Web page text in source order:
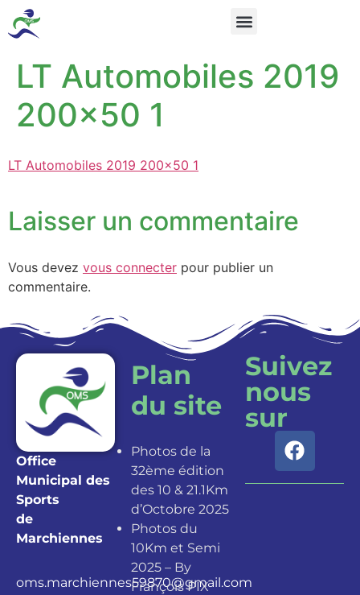
LT Automobiles 2019
200×50 1
LT Automobiles 2019 200x50 1
Laisser un commentaire
Vous devez vous connecter pour publier un
commentaire.
Office
Municipal des
Sports
de
Marchiennes
oms.marchiennes59870@gmail.com
Plan
du site
Photos de la
32ème édition
des 10 & 21.1Km
d’Octobre 2025
Photos du
10Km et Semi
2025 – By
François PIX
Suivez
nous
sur